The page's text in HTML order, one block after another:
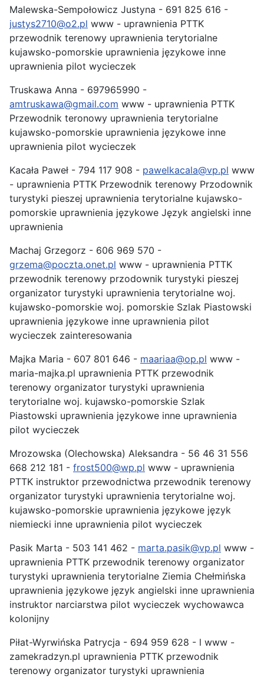
Malewska-Sempołowicz Justyna - 691 825 616 -
justys2710@o2.pl www - uprawnienia PTTK
przewodnik terenowy uprawnienia terytorialne
kujawsko-pomorskie uprawnienia językowe inne
uprawnienia pilot wycieczek
Truskawa Anna - 697965990 -
amtruskawa@gmail.com www - uprawnienia PTTK
Przewodnik teronowy uprawnienia terytorialne
kujawsko-pomorskie uprawnienia językowe inne
uprawnienia pilot wycieczek
Kacała Paweł - 794 117 908 - pawelkacala@vp.pl www
- uprawnienia PTTK Przewodnik terenowy Przodownik
turystyki pieszej uprawnienia terytorialne kujawsko-
pomorskie uprawnienia językowe Język angielski inne
uprawnienia
Machaj Grzegorz - 606 969 570 -
grzema@poczta.onet.pl www - uprawnienia PTTK
przewodnik terenowy przodownik turystyki pieszej
organizator turystyki uprawnienia terytorialne woj.
kujawsko-pomorskie woj. pomorskie Szlak Piastowski
uprawnienia językowe inne uprawnienia pilot
wycieczek zainteresowania
Majka Maria - 607 801 646 - maariaa@op.pl www -
maria-majka.pl uprawnienia PTTK przewodnik
terenowy organizator turystyki uprawnienia
terytorialne woj. kujawsko-pomorskie Szlak
Piastowski uprawnienia językowe inne uprawnienia
pilot wycieczek
Mrozowska (Olechowska) Aleksandra - 56 46 31 556
668 212 181 - frost500@wp.pl www - uprawnienia
PTTK instruktor przewodnictwa przewodnik terenowy
organizator turystyki uprawnienia terytorialne woj.
kujawsko-pomorskie uprawnienia językowe język
niemiecki inne uprawnienia pilot wycieczek
Pasik Marta - 503 141 462 - marta.pasik@vp.pl www -
uprawnienia PTTK przewodnik terenowy organizator
turystyki uprawnienia terytorialne Ziemia Chełmińska
uprawnienia językowe język angielski inne uprawnienia
instruktor narciarstwa pilot wycieczek wychowawca
kolonijny
Piłat-Wyrwińska Patrycja - 694 959 628 - l www -
zamekradzyn.pl uprawnienia PTTK przewodnik
terenowy organizator turystyki uprawnienia